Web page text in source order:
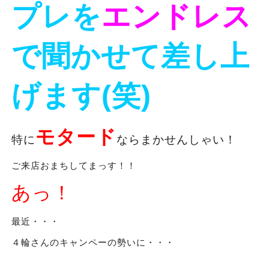
プレをエンドレス
で聞かせて差し上
げます(笑)
特にモタード ならまかせんしゃい！
ご来店おまちしてまっす！！
あっ！
最近・・・
４輪さんのキャンペーの勢いに・・・